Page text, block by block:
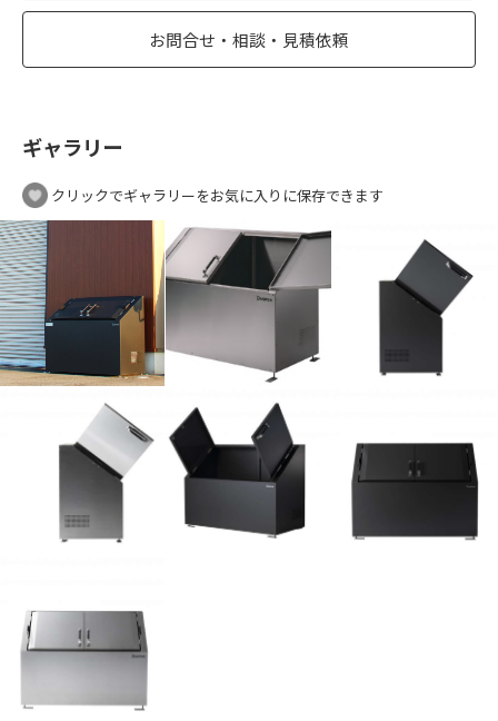
お問合せ・相談・見積依頼
ギャラリー
クリックでギャラリーをお気に入りに保存できます